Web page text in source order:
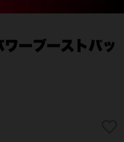
ブーストバッ